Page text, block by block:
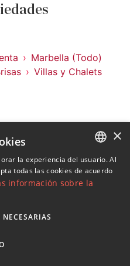
Marbella (Todo)
Villas y Chalets
, actualidad y
ENGLISH
SPANISH
×
la experiencia del usuario. Al
todas las cookies de acuerdo
información sobre la